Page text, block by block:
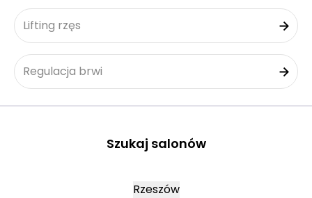
Lifting rzęs
Regulacja brwi
Szukaj salonów
Rzeszów